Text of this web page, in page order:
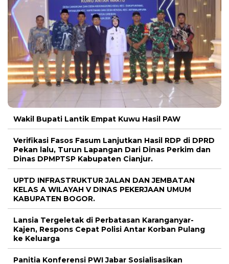
Wakil Bupati Lantik Empat Kuwu Hasil PAW
Verifikasi Fasos Fasum Lanjutkan Hasil RDP di DPRD
Pekan lalu, Turun Lapangan Dari Dinas Perkim dan
Dinas DPMPTSP Kabupaten Cianjur.
UPTD INFRASTRUKTUR JALAN DAN JEMBATAN
KELAS A WILAYAH V DINAS PEKERJAAN UMUM
KABUPATEN BOGOR.
Lansia Tergeletak di Perbatasan Karanganyar-
Kajen, Respons Cepat Polisi Antar Korban Pulang
ke Keluarga
Panitia Konferensi PWI Jabar Sosialisasikan